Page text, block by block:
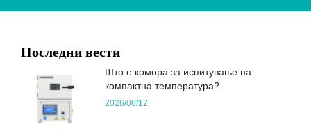
Последни вести
Што е комора за испитување на
компактна температура?
2026/06/12